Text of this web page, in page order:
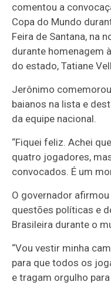
comentou a
Copa do Mundo
Feira de Santana, na
durante homenagem
do estado, Tatiane
Jerônimo
baianos na lista e
da equipe nacional.
“Fiquei feliz. Achei
quatro jogadores,
convocados. É um
O governador
questões políticas e
Brasileira durante o
“Vou vestir minha
para que todos os
e tragam orgulho